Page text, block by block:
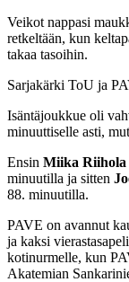
Veikot nappasi
retkeltään, kun
takaa tasoihin.
Sarjakärki ToU ja
Isäntäjoukkue oli
minuuttiselle asti,
Ensin Miika Riihola
minuutilla ja sitten
88. minuutilla.
PAVE on avannut
ja kaksi
kotinurmelle, kun
Akatemian